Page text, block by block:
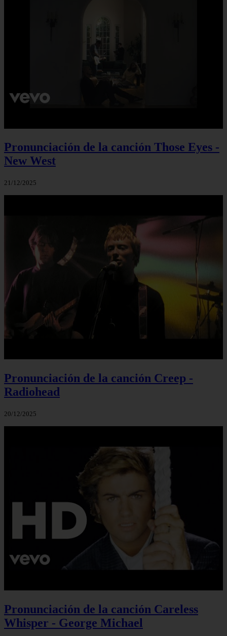
Pronunciación de la canción Those Eyes -
New West
21/12/2025
Pronunciación de la canción Creep -
Radiohead
20/12/2025
Pronunciación de la canción Careless
Whisper - George Michael